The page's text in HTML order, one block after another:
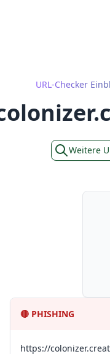
URL-Checker
Weitere
🔴 PHISHING
https://